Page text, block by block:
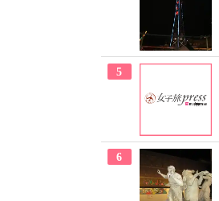
5
6